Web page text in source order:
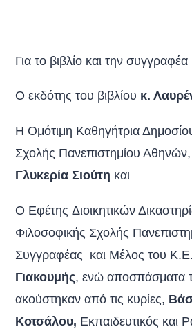
Για το βιβλίο και την
Ο εκδότης του βιβλίου κ.
Η Ομότιμη Καθηγήτρια
Σχολής Πανεπιστημίου Αθηνών,
Γλυκερία Σιούτη και
Ο Εφέτης Διοικητικών
Φιλοσοφικής Σχολής
Συγγραφέας και Μέλος του
Γιακουμής, ενώ αποσπάσματα
ακούστηκαν από τις κυρίες,
Κοτσάλου, Εκπαιδευτικός και